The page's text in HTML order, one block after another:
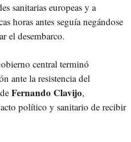
sanitarias europeas y a
horas antes seguía negándose
el desembarco.
central terminó
ante la resistencia del
Fernando Clavijo,
político y sanitario de recibir